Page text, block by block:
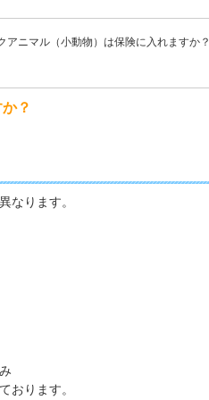
アニマル（小動物）は保険に入れますか？
？
なります。
おります。